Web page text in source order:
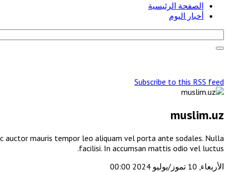
الصفحة الرئيسية
أخبار اليوم
Subscribe to this RSS feed
muslim.uz
auctor mauris tempor leo aliquam vel porta ante sodales. Nulla
facilisi. In accumsan mattis odio vel luctus.
الأربعاء, 10 تموز/يوليو 2024 00:00